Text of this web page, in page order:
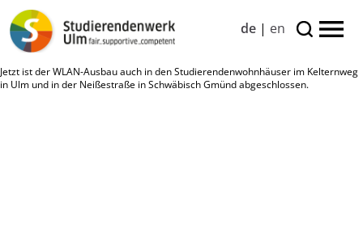
de| en
Jetzt ist der WLAN-Ausbau auch in den Studierendenwohnhäuser im Kelternweg
in Ulm und in der Neißestraße in Schwäbisch Gmünd abgeschlossen.